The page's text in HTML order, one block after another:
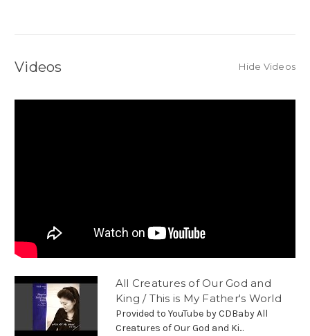
Videos Hide Videos
All Creatures of Our God and
King / This is My Father's World
Provided to YouTube by CDBaby All
Creatures of Our God and Ki...